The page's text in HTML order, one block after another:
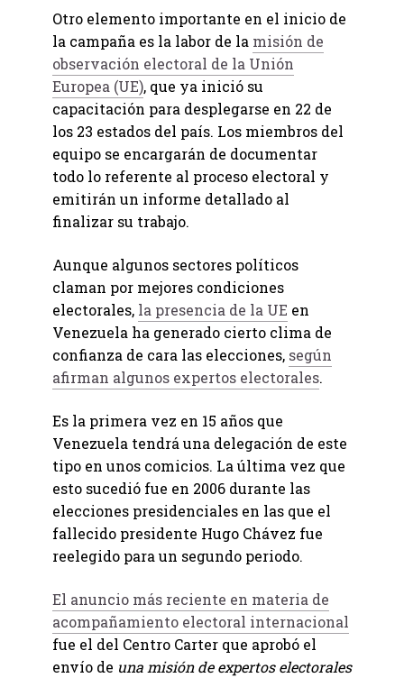
Otro elemento importante en el inicio de
la campaña es la labor de la misión de
observación electoral de la Unión
Europea (UE), que ya inició su
capacitación para desplegarse en 22 de
los 23 estados del país. Los miembros del
equipo se encargarán de documentar
todo lo referente al proceso electoral y
emitirán un informe detallado al
finalizar su trabajo.
Aunque algunos sectores políticos
claman por mejores condiciones
electorales, la presencia de la UE en
Venezuela ha generado cierto clima de
confianza de cara las elecciones, según
afirman algunos expertos electorales.
Es la primera vez en 15 años que
Venezuela tendrá una delegación de este
tipo en unos comicios. La última vez que
esto sucedió fue en 2006 durante las
elecciones presidenciales en las que el
fallecido presidente Hugo Chávez fue
reelegido para un segundo periodo.
El anuncio más reciente en materia de
acompañamiento electoral internacional
fue el del Centro Carter que aprobó el
envío de una misión de expertos electorales